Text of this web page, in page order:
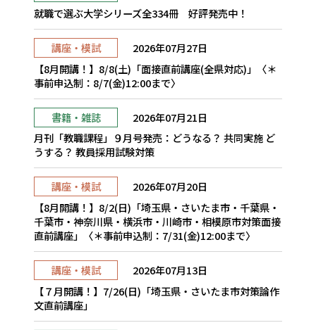
就職で選ぶ大学シリーズ全334冊 好評発売中！
2026年07月27日
講座・模試
【8月開講！】8/8(土)「面接直前講座(全県対応)」〈＊
事前申込制：8/7(金)12:00まで〉
2026年07月21日
書籍・雑誌
月刊「教職課程」９月号発売：どうなる？ 共同実施 ど
うする？ 教員採用試験対策
2026年07月20日
講座・模試
【8月開講！】8/2(日)「埼玉県・さいたま市・千葉県・
千葉市・神奈川県・横浜市・川崎市・相模原市対策面接
直前講座」〈＊事前申込制：7/31(金)12:00まで〉
2026年07月13日
講座・模試
【７月開講！】7/26(日)「埼玉県・さいたま市対策論作
文直前講座」